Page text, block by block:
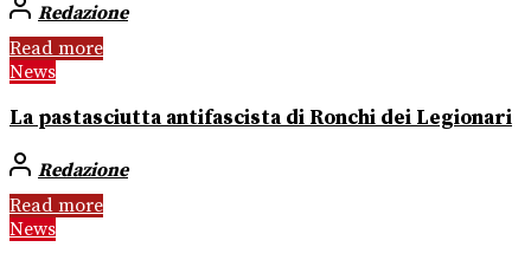
Redazione
Read more
News
La pastasciutta antifascista di Ronchi dei Legionari
Redazione
Read more
News